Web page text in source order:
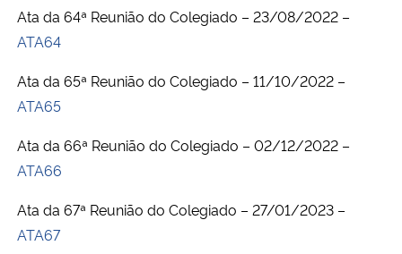
Ministério da Ciência, Tecnologia, Inovações e Comunicações
Ministério do Turismo
Ministério do Desenvolvimento Regional
Ministério da Mulher, da Família e dos Direitos Humanos
Ata da 64ª Reunião do Colegiado – 23/08/2022 –
ATA64
Ata da 65ª Reunião do Colegiado – 11/10/2022 –
ATA65
Ata da 66ª Reunião do Colegiado – 02/12/2022 –
ATA66
Ata da 67ª Reunião do Colegiado – 27/01/2023 –
ATA67